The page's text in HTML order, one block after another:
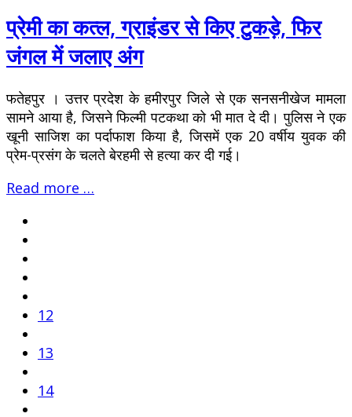
प्रेमी का कत्ल, ग्राइंडर से किए टुकड़े, फिर
जंगल में जलाए अंग
फतेहपुर । उत्तर प्रदेश के हमीरपुर जिले से एक सनसनीखेज मामला
सामने आया है, जिसने फिल्मी पटकथा को भी मात दे दी। पुलिस ने एक
खूनी साजिश का पर्दाफाश किया है, जिसमें एक 20 वर्षीय युवक की
प्रेम-प्रसंग के चलते बेरहमी से हत्या कर दी गई।
Read more …
12
13
14